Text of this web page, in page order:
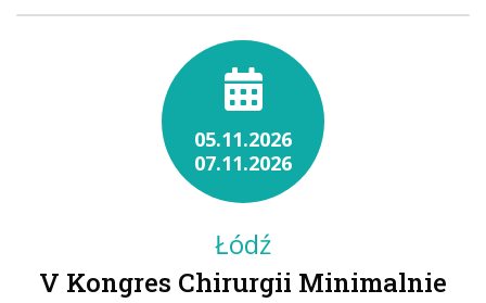
05.11.2026
07.11.2026
Łódź
V Kongres Chirurgii Minimalnie